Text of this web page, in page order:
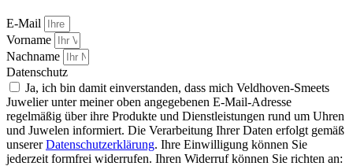
E-Mail
Vorname
Nachname
Datenschutz
Ja, ich bin damit einverstanden, dass mich Veldhoven-Smeets
Juwelier unter meiner oben angegebenen E-Mail-Adresse
regelmäßig über ihre Produkte und Dienstleistungen rund um Uhren
und Juwelen informiert. Die Verarbeitung Ihrer Daten erfolgt gemäß
unsererDatenschutzerklärung. Ihre Einwilligung können Sie
jederzeit formfrei widerrufen. Ihren Widerruf können Sie richten an: